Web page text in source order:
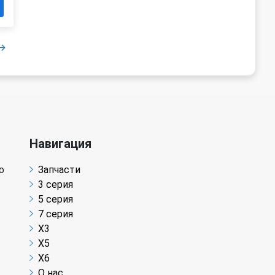
Навигация
Запчасти
3 серия
5 серия
7 серия
X3
X5
X6